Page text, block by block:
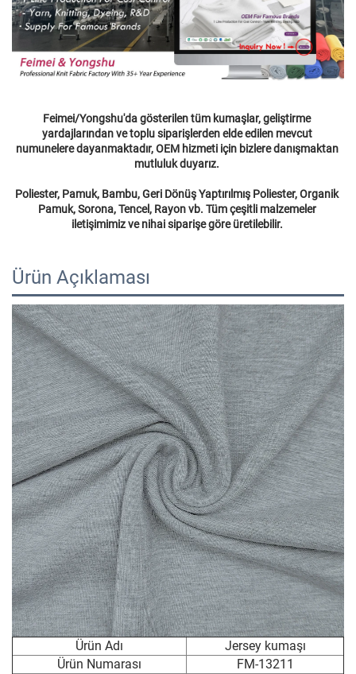
Feimei/Yongshu'da gösterilen tüm kumaşlar, geliştirme
yardajlarından ve toplu siparişlerden elde edilen mevcut
numunelere dayanmaktadır, OEM hizmeti için bizlere danışmaktan
mutluluk duyarız.
Poliester, Pamuk, Bambu, Geri Dönüş Yaptırılmış Poliester, Organik
Pamuk, Sorona, Tencel, Rayon vb. Tüm çeşitli malzemeler
iletişimimiz ve nihai siparişe göre üretilebilir.
Ürün Açıklaması
Ürün Adı
Jersey kumaşı
Ürün Numarası
FM-13211